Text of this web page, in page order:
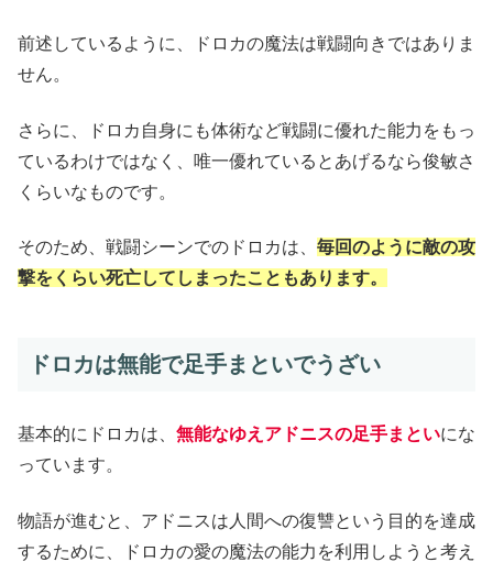
前述しているように、ドロカの魔法は戦闘向きではありま
せん。
さらに、ドロカ自身にも体術など戦闘に優れた能力をもっ
ているわけではなく、唯一優れているとあげるなら俊敏さ
くらいなものです。
そのため、戦闘シーンでのドロカは、 毎回のように敵の攻
撃をくらい死亡してしまったこともあります。
ドロカは無能で足手まといでうざい
基本的にドロカは、 無能なゆえアドニスの足手まといにな
っています。
物語が進むと、アドニスは人間への復讐という目的を達成
するために、ドロカの愛の魔法の能力を利用しようと考え